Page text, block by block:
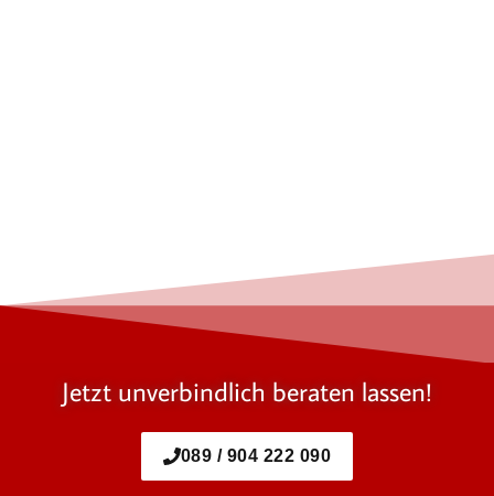
Jetzt unverbindlich beraten lassen!
089 / 904 222 090